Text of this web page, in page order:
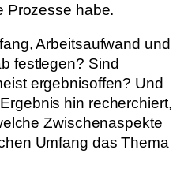
Prozesse habe.
Arbeitsaufwand und
festlegen? Sind
ergebnisoffen? Und
hin recherchiert,
Zwischenaspekte
Umfang das Thema